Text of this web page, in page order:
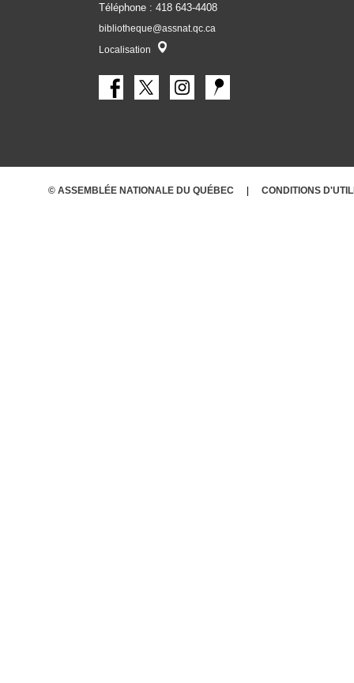
Téléphone : 418 643-4408
bibliotheque@assnat.qc.ca
Localisation
© ASSEMBLÉE NATIONALE DU QUÉBEC CONDITIONS